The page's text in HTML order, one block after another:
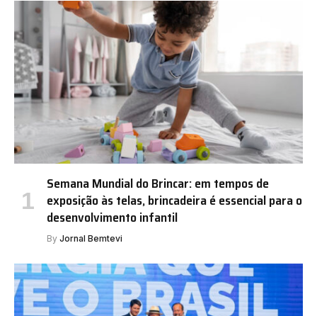
Semana Mundial do Brincar: em tempos de
exposição às telas, brincadeira é essencial para o
desenvolvimento infantil
By Jornal Bemtevi